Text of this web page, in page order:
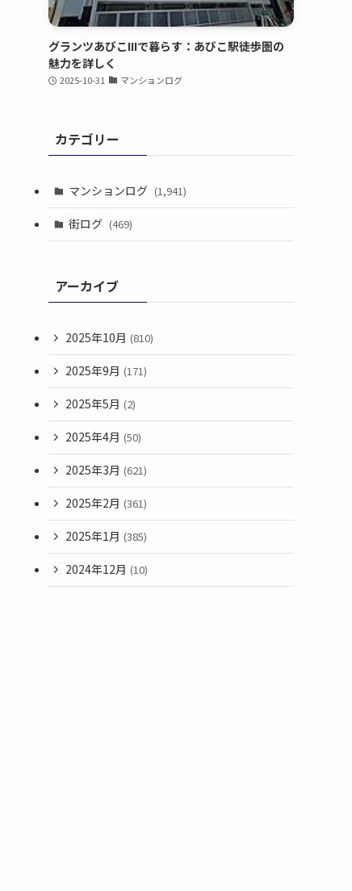
グランツあびこIIIで暮らす：あびこ駅徒歩圏の
魅力を詳しく
2025-10-31 マンションログ
カテゴリー
マンションログ (1,941)
街ログ (469)
アーカイブ
2025年10月 (810)
2025年9月 (171)
2025年5月 (2)
2025年4月 (50)
2025年3月 (621)
2025年2月 (361)
2025年1月 (385)
2024年12月 (10)